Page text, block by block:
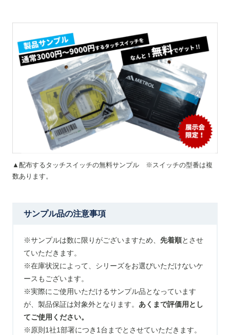
▲配布するタッチスイッチの無料サンプル ※スイッチの型番は複
数あります。
サンプル品の注意事項
※サンプルは数に限りがございますため、 先着順とさせ
ていただきます。
※在庫状況によって、シリーズをお選びいただけないケ
ースもございます。
※実際にご使用いただけるサンプル品となっています
が、製品保証は対象外となります。 あくまで評価用とし
てご使用ください。
※原則1社1部署につき1台までとさせていただきます。